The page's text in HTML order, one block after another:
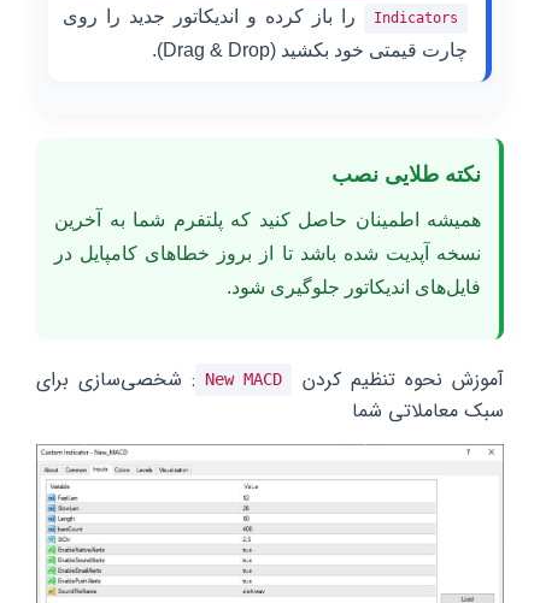
Indicators
را باز کرده و اندیکاتور جدید را روی
چارت قیمتی خود بکشید (Drag & Drop).
نکته طلایی نصب
همیشه اطمینان حاصل کنید که پلتفرم شما به آخرین
نسخه آپدیت شده باشد تا از بروز خطاهای کامپایل در
فایل‌های اندیکاتور جلوگیری شود.
آموزش نحوه تنظیم کردن New MACD
: شخصی‌سازی برای
سبک معاملاتی شما